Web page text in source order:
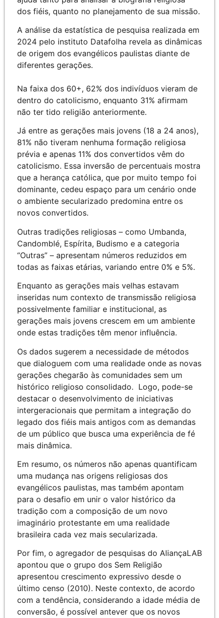
dos fiéis, quanto no planejamento de sua missão.
A análise da estatística de pesquisa realizada em
2024 pelo instituto Datafolha revela as dinâmicas
de origem dos evangélicos paulistas diante de
diferentes gerações.
Na faixa dos 60+, 62% dos indivíduos vieram de
dentro do catolicismo, enquanto 31% afirmam
não ter tido religião anteriormente.
Já entre as gerações mais jovens (18 a 24 anos),
81% não tiveram nenhuma formação religiosa
prévia e apenas 11% dos convertidos vêm do
catolicismo. Essa inversão de percentuais mostra
que a herança católica, que por muito tempo foi
dominante, cedeu espaço para um cenário onde
o ambiente secularizado predomina entre os
novos convertidos.
Outras tradições religiosas – como Umbanda,
Candomblé, Espírita, Budismo e a categoria
“Outras” – apresentam números reduzidos em
todas as faixas etárias, variando entre 0% e 5%.
Enquanto as gerações mais velhas estavam
inseridas num contexto de transmissão religiosa
possivelmente familiar e institucional, as
gerações mais jovens crescem em um ambiente
onde estas tradições têm menor influência.
Os dados sugerem a necessidade de métodos
que dialoguem com uma realidade onde as novas
gerações chegarão às comunidades sem um
histórico religioso consolidado. Logo, pode-se
destacar o desenvolvimento de iniciativas
intergeracionais que permitam a integração do
legado dos fiéis mais antigos com as demandas
de um público que busca uma experiência de fé
mais dinâmica.
Em resumo, os números não apenas quantificam
uma mudança nas origens religiosas dos
evangélicos paulistas, mas também apontam
para o desafio em unir o valor histórico da
tradição com a composição de um novo
imaginário protestante em uma realidade
brasileira cada vez mais secularizada.
Por fim, o agregador de pesquisas do AliançaLAB
apontou que o grupo dos Sem Religião
apresentou crescimento expressivo desde o
último censo (2010). Neste contexto, de acordo
com a tendência, considerando a idade média de
conversão, é possível antever que os novos